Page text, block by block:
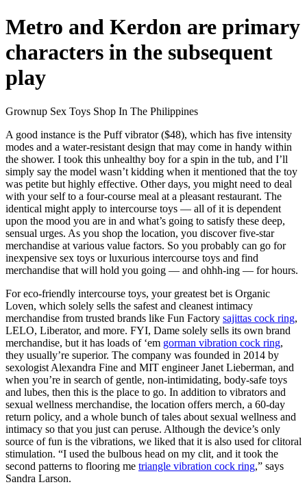
Metro and Kerdon are primary
characters in the subsequent
play
Grownup Sex Toys Shop In The Philippines
A good instance is the Puff vibrator ($48), which has five intensity
modes and a water-resistant design that may come in handy within
the shower. I took this unhealthy boy for a spin in the tub, and I’ll
simply say the model wasn’t kidding when it mentioned that the toy
was petite but highly effective. Other days, you might need to deal
with your self to a four-course meal at a pleasant restaurant. The
identical might apply to intercourse toys — all of it is dependent
upon the mood you are in and what’s going to satisfy these deep,
sensual urges. As you shop the location, you discover five-star
merchandise at various value factors. So you probably can go for
inexpensive sex toys or luxurious intercourse toys and find
merchandise that will hold you going — and ohhh-ing — for hours.
For eco-friendly intercourse toys, your greatest bet is Organic
Loven, which solely sells the safest and cleanest intimacy
merchandise from trusted brands like Fun Factory sajittas cock ring,
LELO, Liberator, and more. FYI, Dame solely sells its own brand
merchandise, but it has loads of ‘em gorman vibration cock ring,
they usually’re superior. The company was founded in 2014 by
sexologist Alexandra Fine and MIT engineer Janet Lieberman, and
when you’re in search of gentle, non-intimidating, body-safe toys
and lubes, then this is the place to go. In addition to vibrators and
sexual wellness merchandise, the location offers merch, a 60-day
return policy, and a whole bunch of tales about sexual wellness and
intimacy so that you just can peruse. Although the device’s only
source of fun is the vibrations, we liked that it is also used for clitoral
stimulation. “I used the bulbous head on my clit, and it took the
second patterns to flooring me triangle vibration cock ring,” says
Sandra Larson.